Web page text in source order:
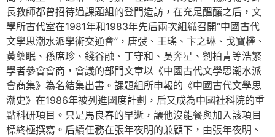
長教師都曾招待過課題組的登門造訪，在充足醞釀之后，文
學所古代室在1981年和1983年先后兩次組織召開“中國古代
文學思潮水派學術交通會”，唐弢、王瑤、卞之琳、戈寶權、
黃藥眠、孫席珍、錢谷融、丁守和、吳奔星、劉柏青等浩繁
學者參會會商，會議的部門文章以《中國古代文學思潮水派
會商集》為名結集出書。課題組所申報的《中國古代文學思
潮史》在1986年被列進國度計劃，后又成為中國社科院的重
點科研項目。只是馬良春的早逝，讓他沒能餐與加入該項目
標終極撰寫。后續任務在張年夜明的兼顧下，由張年夜明、